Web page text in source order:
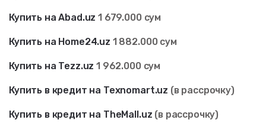
Купить на Abad.uz 1 679.000 сум
Купить на Home24.uz 1 882.000 сум
Купить на Tezz.uz 1 962.000 сум
Купить в кредит на Texnomart.uz (в рассрочку)
Купить в кредит на TheMall.uz (в рассрочку)